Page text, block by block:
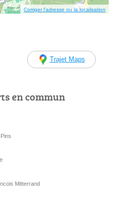
Corriger l’adresse ou la localisation
Trajet Maps
en commun
Mitterrand